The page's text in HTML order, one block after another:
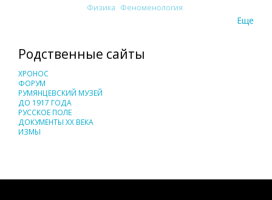
Физика Феноменология
Еще
Родственные сайты
ХРОНОС
ФОРУМ
РУМЯНЦЕВСКИЙ МУЗЕЙ
ДО 1917 ГОДА
РУССКОЕ ПОЛЕ
ДОКУМЕНТЫ XX ВЕКА
ИЗМЫ